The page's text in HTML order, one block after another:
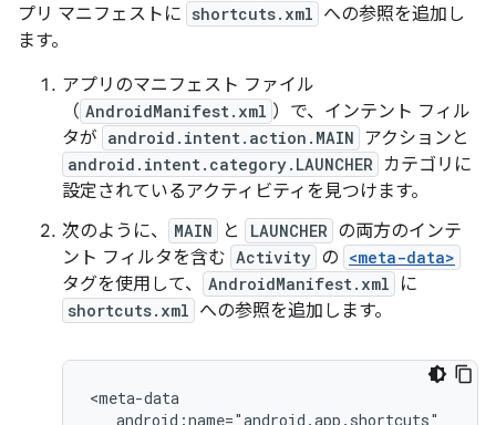
プリ マニフェストに shortcuts.xml への参照を追加し
ます。
アプリのマニフェスト ファイル
（ AndroidManifest.xml ）で、インテント フィル
タが android.intent.action.MAIN アクションと
android.intent.category.LAUNCHER
カテゴリに
設定されているアクティビティを見つけます。
次のように、
MAIN と LAUNCHER の両方のインテ
ント フィルタを含む Activity の <meta-data>
タグを使用して、 AndroidManifest.xml に
shortcuts.xml への参照を追加します。